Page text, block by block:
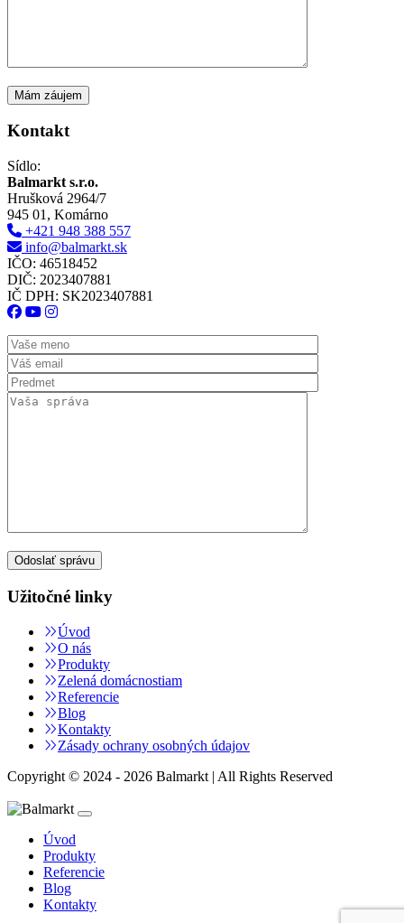
Kontakt
Sídlo:
Balmarkt s.r.o.
Hrušková 2964/7
945 01, Komárno
+421 948 388 557
info@balmarkt.sk
IČO: 46518452
DIČ: 2023407881
IČ DPH: SK2023407881
Užitočné linky
Úvod
O nás
Produkty
Zelená domácnostiam
Referencie
Blog
Kontakty
Zásady ochrany osobných údajov
Copyright © 2024 - 2026 Balmarkt | All Rights Reserved
Úvod
Produkty
Referencie
Blog
Kontakty